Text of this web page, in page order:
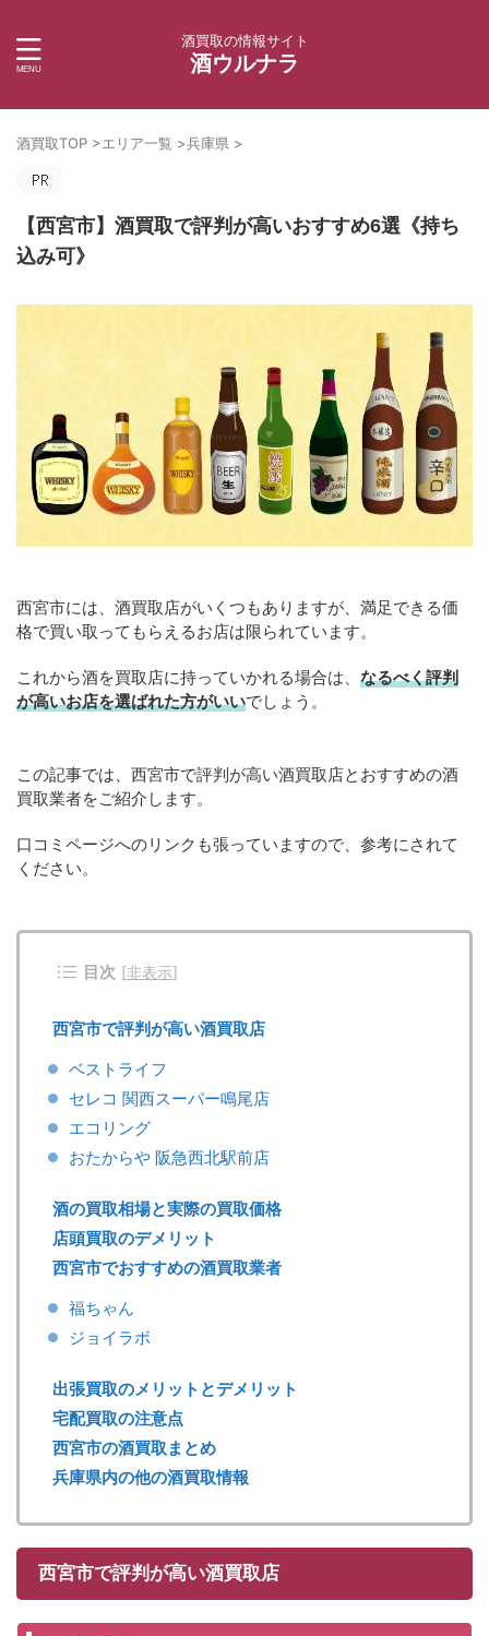
酒買取の情報サイト
酒ウルナラ
酒買取TOP >エリア一覧 >兵庫県 >
【西宮市】酒買取で評判が高いおすすめ6選《持ち
込み可》
西宮市には、酒買取店がいくつもありますが、満足できる価
格で買い取ってもらえるお店は限られています。
これから酒を買取店に持っていかれる場合は、 なるべく評判
が高いお店を選ばれた方がいいでしょう。
この記事では、西宮市で評判が高い酒買取店とおすすめの酒
買取業者をご紹介します。
口コミページへのリンクも張っていますので、参考にされて
ください。
目次 [非表示]
西宮市で評判が高い酒買取店
ベストライフ
セレコ 関西スーパー鳴尾店
エコリング
おたからや 阪急西北駅前店
酒の買取相場と実際の買取価格
店頭買取のデメリット
西宮市でおすすめの酒買取業者
福ちゃん
ジョイラボ
出張買取のメリットとデメリット
宅配買取の注意点
西宮市の酒買取まとめ
兵庫県内の他の酒買取情報
西宮市で評判が高い酒買取店